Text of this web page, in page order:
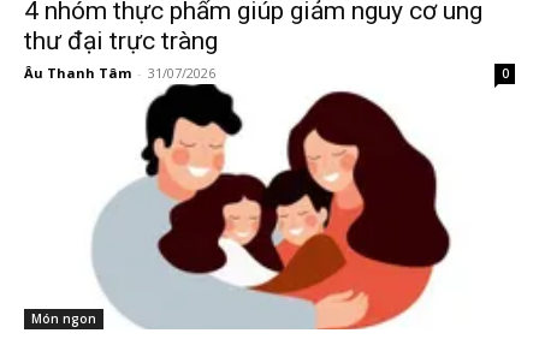
4 nhóm thực phẩm giúp giảm nguy cơ ung
thư đại trực tràng
Âu Thanh Tâm - 31/07/2026 0
Món ngon